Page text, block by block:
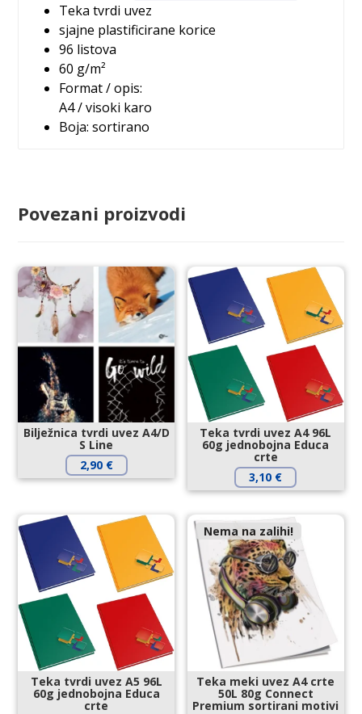
Teka tvrdi uvez
sjajne plastificirane korice
96 listova
60 g/m²
Format / opis:
A4 / visoki karo
Boja: sortirano
Povezani proizvodi
Bilježnica tvrdi uvez A4/D
S Line
2,90 €
Teka tvrdi uvez A4 96L
60g jednobojna Educa
crte
3,10 €
Teka tvrdi uvez A5 96L
60g jednobojna Educa
crte
Nema na zalihi!
Teka meki uvez A4 crte
50L 80g Connect
Premium sortirani motivi